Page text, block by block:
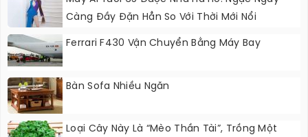
Càng Đầy Đặn Hẳn So Với Thời Mới Nổi
Ferrari F430 Vận Chuyển Bằng Máy Bay
Bàn Sofa Nhiều Ngăn
Loại Cây Này Là “mèo Thần Tài”, Trồng Một